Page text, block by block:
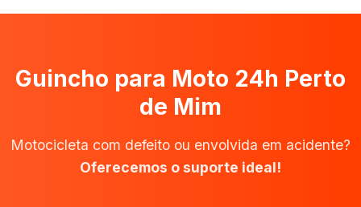
Guincho para Moto 24h Perto
de Mim
Motocicleta com defeito ou envolvida em acidente?
Oferecemos o suporte ideal!